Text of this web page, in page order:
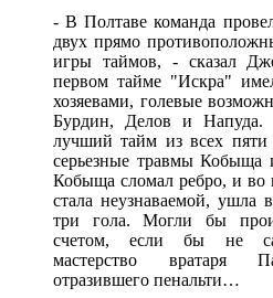
- В Полтаве команда
двух прямо
игры таймов, - сказал
первом тайме "Искра"
хозяевами, голевые
Бурдин, Делов и Напуда.
лучший тайм из всех
серьезные травмы Кобыща
Кобыща сломал ребро, и во
стала неузнаваемой, ушла
три гола. Могли бы
счетом, если бы не
мастерство вратаря
отразившего пенальти…